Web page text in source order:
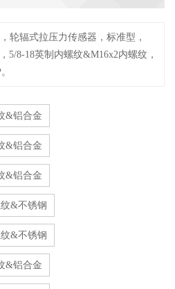
轮辐式拉压力传感器，标准型，
5/8-18英制内螺纹&M16x2内螺纹，
&铝合金
&铝合金
&铝合金
&不锈钢
&不锈钢
&铝合金